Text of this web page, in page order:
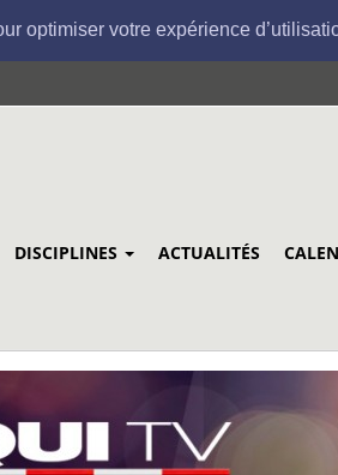
optimiser votre expérience
DISCIPLINES ACTUALITÉS